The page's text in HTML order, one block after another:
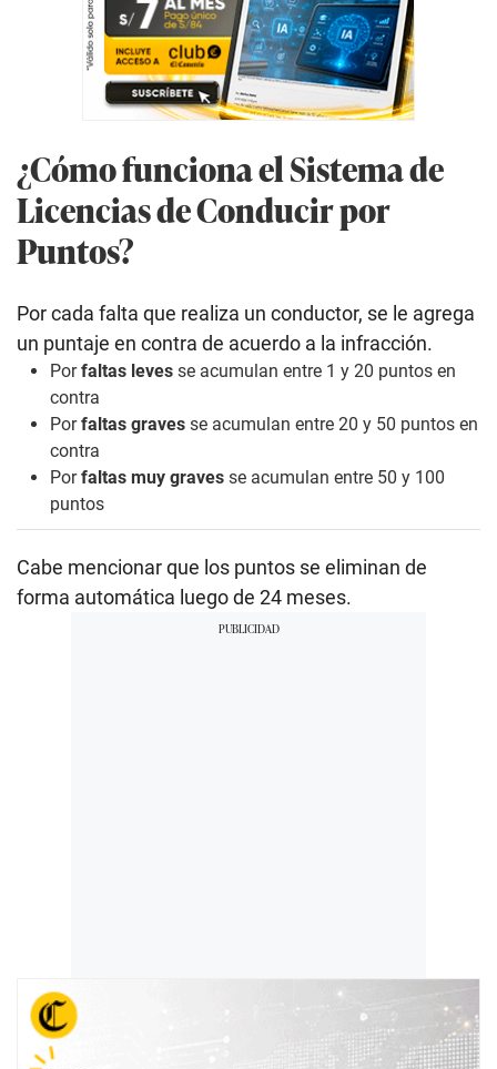
¿Cómo funciona el Sistema de
Licencias de Conducir por
Puntos?
Por cada falta que realiza un conductor, se le agrega
un puntaje en contra de acuerdo a la infracción.
Porfaltas leves se acumulan entre 1 y 20 puntos en
contra
Porfaltas graves se acumulan entre 20 y 50 puntos en
contra
Porfaltas muy graves se acumulan entre 50 y 100
puntos
Cabe mencionar que los puntos se eliminan de
forma automática luego de 24 meses.